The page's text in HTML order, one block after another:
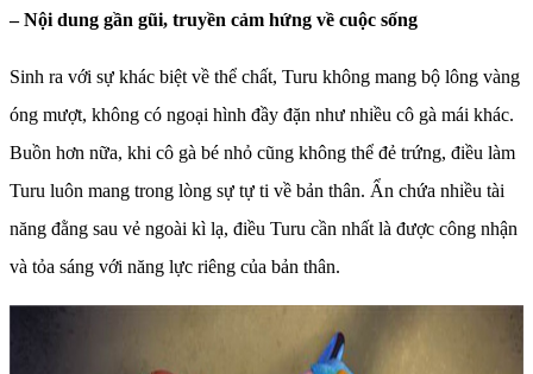
– Nội dung gần gũi, truyền cảm hứng về cuộc sống
Sinh ra với sự khác biệt về thể chất, Turu không mang bộ lông vàng
óng mượt, không có ngoại hình đầy đặn như nhiều cô gà mái khác.
Buồn hơn nữa, khi cô gà bé nhỏ cũng không thể đẻ trứng, điều làm
Turu luôn mang trong lòng sự tự ti về bản thân. Ẩn chứa nhiều tài
năng đằng sau vẻ ngoài kì lạ, điều Turu cần nhất là được công nhận
và tỏa sáng với năng lực riêng của bản thân.